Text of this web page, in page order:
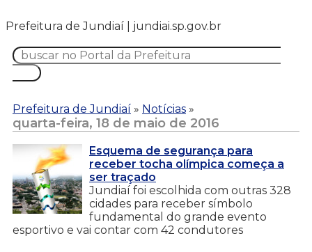
Prefeitura de Jundiaí | jundiai.sp.gov.br
Prefeitura de Jundiaí » Notícias »
quarta-feira, 18 de maio de 2016
Esquema de segurança para
receber tocha olímpica começa a
ser traçado
Jundiaí foi escolhida com outras 328
cidades para receber símbolo
fundamental do grande evento
esportivo e vai contar com 42 condutores